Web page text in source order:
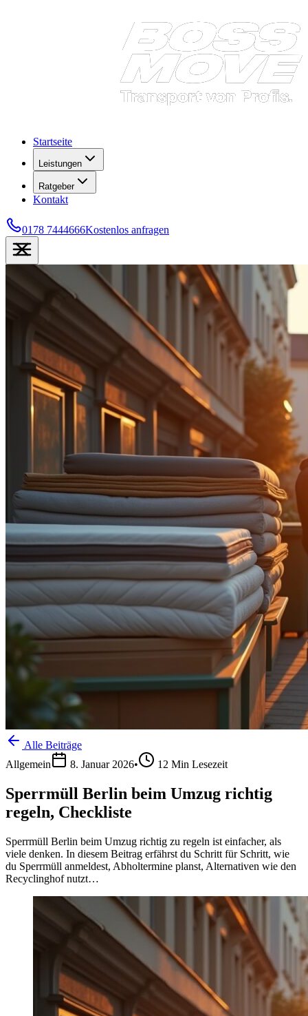
Startseite
Leistungen
Ratgeber
Kontakt
0178 7444666Kostenlos anfragen
Alle Beiträge
Allgemein
8. Januar 2026• 12 Min Lesezeit
Sperrmüll Berlin beim Umzug richtig
regeln, Checkliste
Sperrmüll Berlin beim Umzug richtig zu regeln ist einfacher, als
viele denken. In diesem Beitrag erfährst du Schritt für Schritt, wie
du Sperrmüll anmeldest, Abholtermine planst, Alternativen wie den
Recyclinghof nutzt…